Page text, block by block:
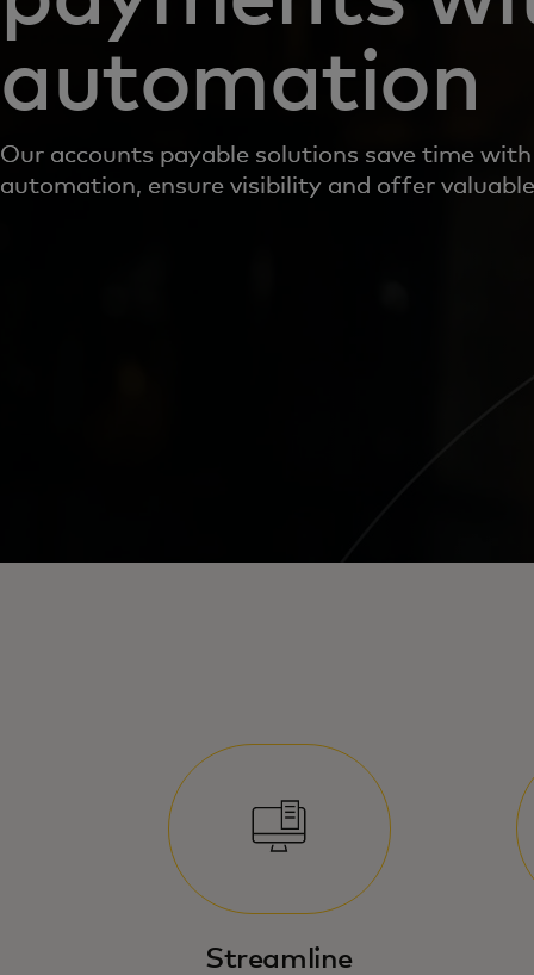
automation
Our accounts payable solutions save time with
automation, ensure visibility and offer
Streamline